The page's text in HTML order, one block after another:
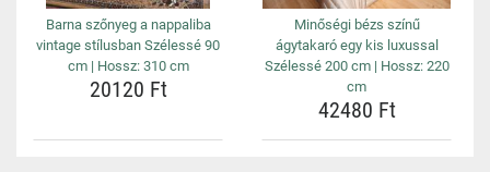
Barna szőnyeg a nappaliba
vintage stílusban Szélessé 90
cm | Hossz: 310 cm
20120 Ft
Minőségi bézs színű
ágytakaró egy kis luxussal
Szélessé 200 cm | Hossz: 220
cm
42480 Ft